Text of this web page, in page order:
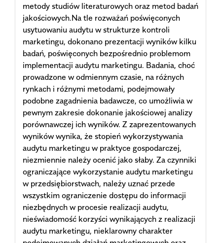
metody studiów literaturowych oraz metod badań
jakościowych.Na tle rozważań poświęconych
usytuowaniu audytu w strukturze kontroli
marketingu, dokonano prezentacji wyników kilku
badań, poświęconych bezpośrednio problemom
implementacji audytu marketingu. Badania, choć
prowadzone w odmiennym czasie, na różnych
rynkach i różnymi metodami, podejmowały
podobne zagadnienia badawcze, co umożliwia w
pewnym zakresie dokonanie jakościowej analizy
porównawczej ich wyników. Z zaprezentowanych
wyników wynika, że stopień wykorzystywania
audytu marketingu w praktyce gospodarczej,
niezmiennie należy ocenić jako słaby. Za czynniki
ograniczające wykorzystanie audytu marketingu
w przedsiębiorstwach, należy uznać przede
wszystkim ograniczenie dostępu do informacji
niezbędnych w procesie realizacji audytu,
nieświadomość korzyści wynikających z realizacji
audytu marketingu, nieklarowny charakter